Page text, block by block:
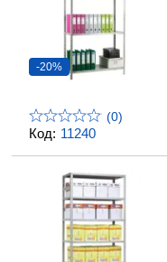
Код: 11240
-20%
(0)